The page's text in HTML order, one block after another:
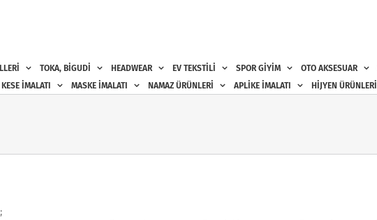
TOKA, BİGUDİ HEADWEAR EV TEKSTİLİ SPOR GİYİM OTO AKSESUAR
KESE İMALATI MASKE İMALATI NAMAZ ÜRÜNLERİ APLİKE İMALATI HİJYEN ÜRÜNLERİ